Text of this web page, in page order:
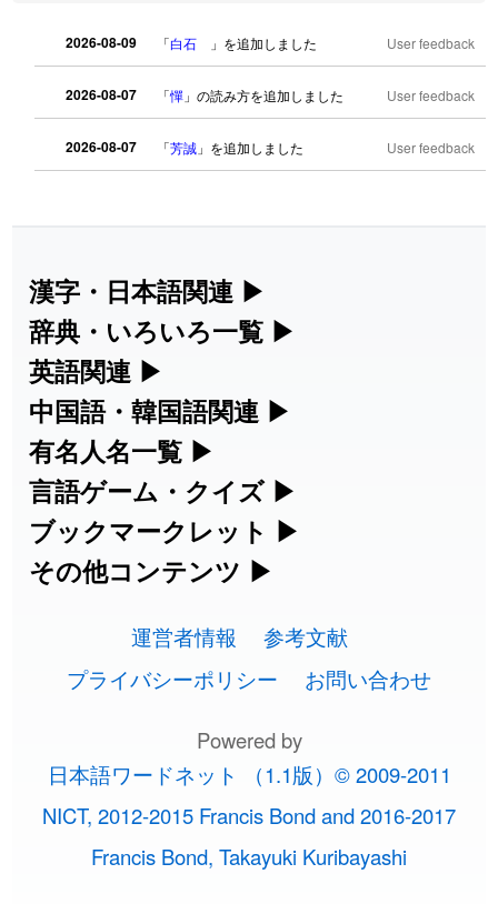
2026-08-09 「白石 」を追加しました User feedback
2026-08-07 「憚 」の読み方を追加しました User feedback
2026-08-07 「芳誠 」を追加しました User feedback
2026-08-06 「 啗 」のイメージを追加しました
2026-08-06 「
2026-08-06
2026-08-06 旅行客 」のイメージを追加しました
2026-08-06 「胆石」のイメージを追加しました
2026-08-06 「下取 」のイメージを追加しました
2026-08-06 「無性」のイメージを追加しました
2026-08-06 「 」のイメージを追加しました User feedback
」のイメージを追加しました
2026-08-06 「大筋 」のイメージを追加しました User feedback
漢字・日本語関連 ▶
漢字の読み方検索、手書き入力、書き順
練習など、日本語学習に役立つツールを
集めています。
人名漢字辞典 - 読み方検索
手書き漢字入力
漢字の書き方・書き順 書き取り練習
ひらがなの書き方・書き順
カタカナの書き方・書き順
スラングの意味・語源・例文・英語・
類語・反対語辞書
辞典・いろいろ一覧 ▶
部首・画数別の漢字一覧、熟語辞典、地
名・駅名検索など、各種リファレンスツ
ールです。
部首画数別漢字一覧
常用漢字一覧
画数別なまえ漢字一覧
名前イメージイラスト一覧
イメージ・印象から漢字や熟語を探す
画数別名前・地名一覧
英語関連 ▶
カタカナ語・略語の意味検索、発音記
号、リスニング練習など英語学習ツール
です。
カタカナ語の意味・発音・類語辞典
英語の発音記号一覧
英単語リスニングテスト
英語の意味・発音の違い
略語の正式名称・意味・発音辞典
中国語・韓国語関連 ▶
中国語のピンイン変換、韓国語の手書き
入力など、アジア言語学習ツールです。
手書き中国語入力 変換ツール
韓国語手書き入力
外国語翻訳ツール
有名人名一覧 ▶
海外セレブやスポーツ選手の名前の読み
方・発音を確認できます。
海外有名人の苗字・名前一覧と発音
プレミアリーグ選手名一覧
WEリーグ選手名一覧
東京オリンピック選手名一覧
東京パラリンピック選手名一覧
言語ゲーム・クイズ ▶
四字熟語パズルや漢字クイズなど、楽し
みながら学べるゲームです。
有名人名前読みクイズ（毎日更新）
四字熟語デイリー穴埋めクイズ（毎日
更新）
四字熟語パズルゲーム
ブックマークレット ▶
ブラウザに登録して、どのサイトからで
す。
漢字読み方検索ブックマークレット
英語・カタカナ語意味検索ブックマー
クレット
特殊文字・記号検索ブックマークレッ
その他コンテンツ ▶
その他の便利ツールです。
絵文字の意味と使い方
トレンドワード・イメージギャラリ
ー
手書き記号入力
運営者情報
参考文献
プライバシーポリシー
お問い合わせ
Powered by
日本語ワードネット （1.1版）© 2009-2011
NICT, 2012-2015 Francis Bond and 2016-2017
Francis Bond, Takayuki Kuribayashi